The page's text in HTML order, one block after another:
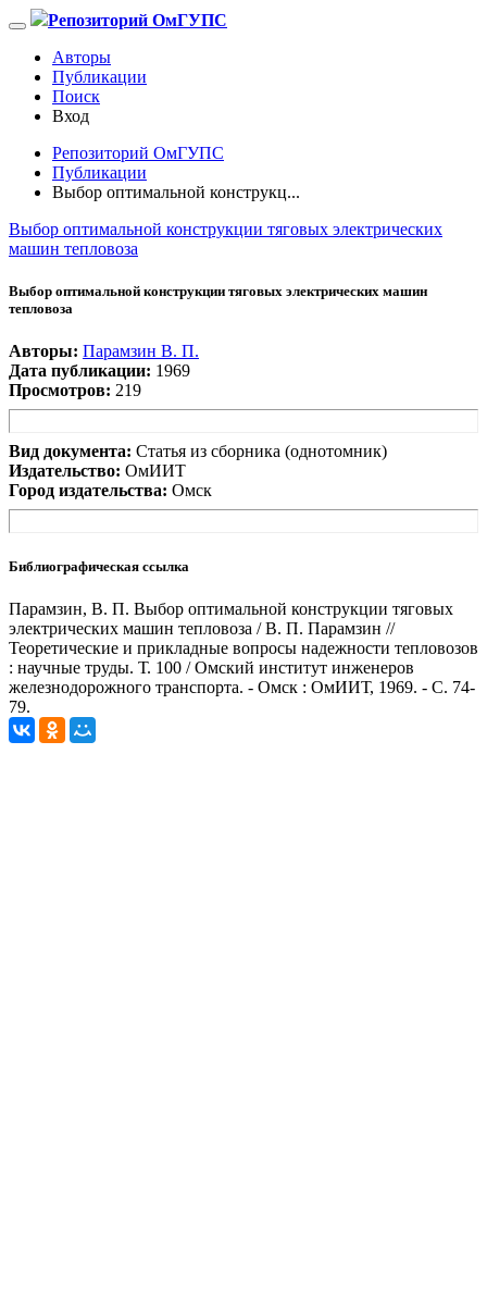
Репозиторий ОмГУПС
Авторы
Публикации
Поиск
Вход
Репозиторий ОмГУПС
Публикации
Выбор оптимальной конструкц...
Выбор оптимальной конструкции тяговых электрических
машин тепловоза
Выбор оптимальной конструкции тяговых электрических машин
тепловоза
Авторы: Парамзин В. П.
Дата публикации: 1969
Просмотров: 219
Вид документа: Статья из сборника (однотомник)
Издательство: ОмИИТ
Город издательства: Омск
Библиографическая ссылка
Парамзин, В. П. Выбор оптимальной конструкции тяговых
электрических машин тепловоза / В. П. Парамзин //
Теоретические и прикладные вопросы надежности тепловозов
: научные труды. Т. 100 / Омский институт инженеров
железнодорожного транспорта. - Омск : ОмИИТ, 1969. - С. 74-
79.